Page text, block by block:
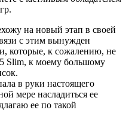
на новый этап в своей
с этим вынужден
которые, к сожалению, не
5 Slim, к моему большому
в руки настоящего
мере насладиться ее
ее по такой